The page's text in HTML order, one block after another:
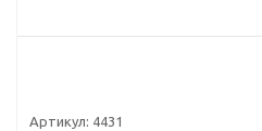
Артикул: 4431